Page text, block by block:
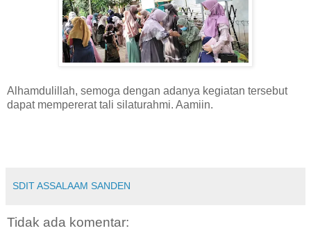
Alhamdulillah, semoga dengan adanya kegiatan tersebut
dapat mempererat tali silaturahmi. Aamiin.
SDIT ASSALAAM SANDEN
Tidak ada komentar: